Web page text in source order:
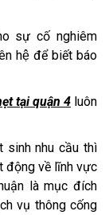
sự cố nghiêm
hệ để biết báo
tại quận 4 luôn
sinh nhu cầu thì
động về lĩnh vực
là mục đích
vụ thông cống